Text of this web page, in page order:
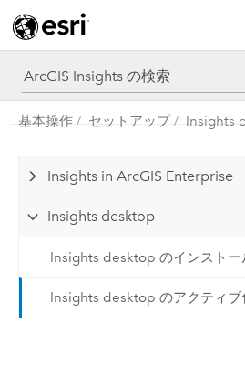
基本操作 セットアップ Insights
Insights in ArcGIS Enterprise
Insights desktop
Insights desktop のインストー
Insights desktop のアクティブ